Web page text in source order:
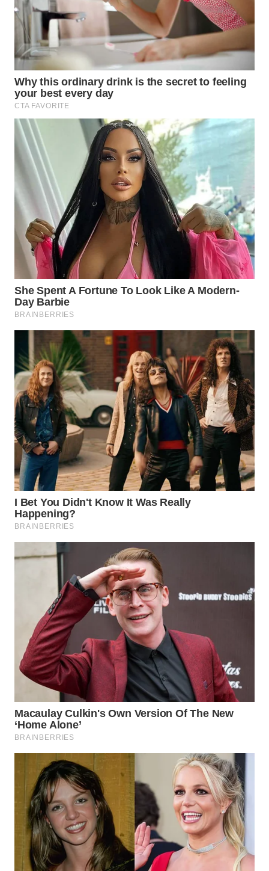
WAHANANEWS
NET
WAHANA
SPORT
WAHANA
UMKM
WAHANA
SELEB
WAHANA
PERSONA
WAHANA
OTOMOTIF
WAHANA
HEALTH
DESA
WISATA
LAPAK
WAHANA
Wahana
Network
KONSUMEN
LISTRIK
MASYARAKAT
KELISTRIKAN
WALINKI
MAWAKA
ID
MARTABAT
NET
PLN
WATCH
MKLI
LPKKI
LKKI
KOPEKLIN
PORTAL